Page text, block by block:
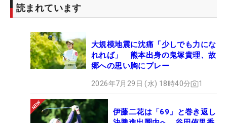
が、日本女子プロゴルフ協会（JLPGA）関係者も
「記憶にない」というアマチュアの姉妹による最終
日最終組は惜しくも実現しなかった。だが、最終日
は姉が最終組、妹は1つ前の組から上位を目指す。
近い将来はともにプロとなり、明愛・千怜の岩井ツ
インズのようにツアーで活躍する日を予感させる上
位争い。最終日も荒木姉妹から目が離せない。
（文・臼杵孝志）
読まれています
大規模地震に沈痛「少しでも力にな
れれば」 熊本出身の鬼塚貴理、故
郷への思い胸にプレー
2026年7月29日 (水) 18時40分 1
伊藤二花は「69」と巻き返し